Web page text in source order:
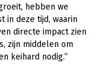
hebben we
in deze tijd, waarin
directe impact zien
zijn middelen om
keihard nodig.”